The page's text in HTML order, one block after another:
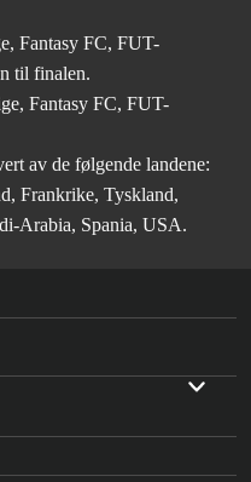
Fantasy FC, FUT-
til finalen.
Fantasy FC, FUT-
av de følgende landene:
Frankrike, Tyskland,
Arabia, Spania, USA.